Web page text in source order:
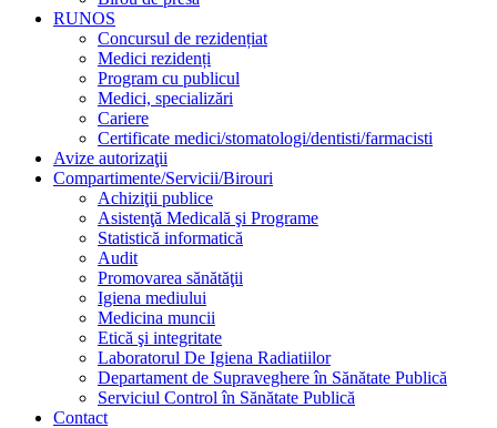
RUNOS
Concursul de rezidențiat
Medici rezidenți
Program cu publicul
Medici, specializări
Cariere
Certificate medici/stomatologi/dentisti/farmacisti
Avize autorizaţii
Compartimente/Servicii/Birouri
Achiziţii publice
Asistenţă Medicală şi Programe
Statistică informatică
Audit
Promovarea sănătăţii
Igiena mediului
Medicina muncii
Etică şi integritate
Laboratorul De Igiena Radiatiilor
Departament de Supraveghere în Sănătate Publică
Serviciul Control în Sănătate Publică
Contact